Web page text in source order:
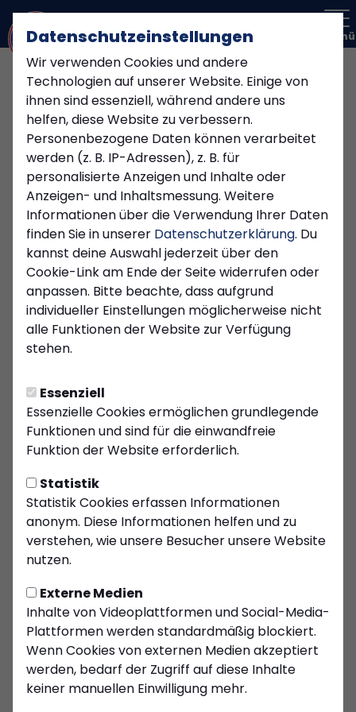
Datenschutzeinstellungen
Wir verwenden Cookies und andere
Technologien auf unserer Website. Einige von
ihnen sind essenziell, während andere uns
helfen, diese Website zu verbessern.
Personenbezogene Daten können verarbeitet
werden (z. B. IP-Adressen), z. B. für
personalisierte Anzeigen und Inhalte oder
Anzeigen- und Inhaltsmessung. Weitere
Informationen über die Verwendung Ihrer Daten
finden Sie in unserer Datenschutzerklärung. Du
kannst deine Auswahl jederzeit über den
Cookie-Link am Ende der Seite widerrufen oder
anpassen. Bitte beachte, dass aufgrund
individueller Einstellungen möglicherweise nicht
alle Funktionen der Website zur Verfügung
stehen.
Essenziell
Essenzielle Cookies ermöglichen grundlegende
Funktionen und sind für die einwandfreie
Funktion der Website erforderlich.
Statistik
Statistik Cookies erfassen Informationen
anonym. Diese Informationen helfen und zu
verstehen, wie unsere Besucher unsere Website
nutzen.
Externe Medien
Inhalte von Videoplattformen und Social-Media-
Plattformen werden standardmäßig blockiert.
Wenn Cookies von externen Medien akzeptiert
werden, bedarf der Zugriff auf diese Inhalte
keiner manuellen Einwilligung mehr.
Menü
Willkommen im KSC Vereinsheim -
Ein Ort der Gemeinschaft und des
Zusammenhalts
Feiern im KSC-Heim
Mit dem Kiersper SC lässt es sich gut feiern. Das
KSC-Heim bietet nicht nur Platz für unsere
Senioren-, Freizeit- und Jugendmannschaften,
sondern steht auch Privatpersonen und Firmen zur
Verfügung. Ob Geburtstag, Hochzeit, Konfirmation
oder einfach nur um des Feiern willen: für private
Feierlichkeiten kann das KSC-Heim gemietet
70 Sitzplätze
gut ausgestattete Küche
großzügiger Thekenbereich mit Zapfanlage
Parkplätze direkt am Klubheim
Kontakt: vereinsheim@kiersper-sc.de
Öffnungszeiten:
Jeweils Sonntags nach den Heimspielen der 1.
Mannschaft.
An den Spieltagen der Seniorenmannschaften und
nach Absprache